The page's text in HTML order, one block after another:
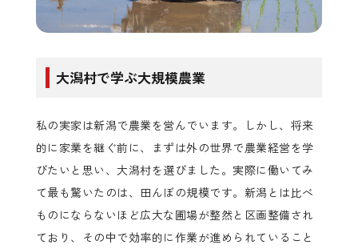
大潟村で学ぶ大規模農業
私の実家は新潟で農業を営んでいます。しかし、将来
的に家業を継ぐ前に、まずは外の世界で農業経営を学
びたいと思い、大潟村を選びました。実際に働いてみ
て最も驚いたのは、田んぼの規模です。新潟とは比べ
ものにならないほど広大な圃場が整然と区画整備され
ており、その中で効率的に作業が進められていること